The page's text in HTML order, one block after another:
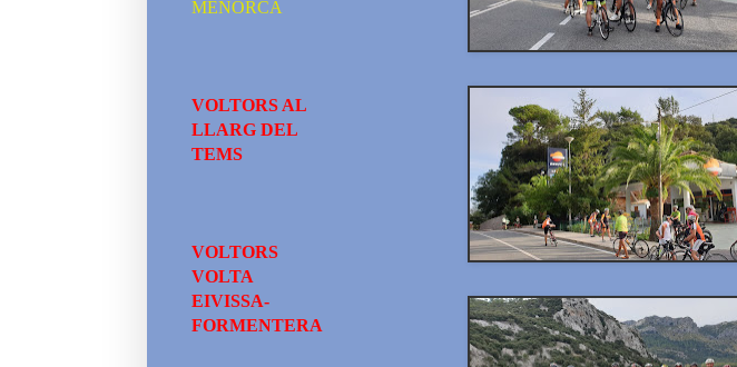
MENORCA
VOLTORS AL
LLARG DEL
TEMS
VOLTORS
VOLTA
EIVISSA-
FORMENTERA